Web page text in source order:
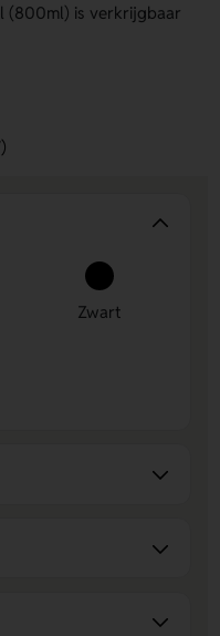
(800ml) is verkrijgbaar
aanbrengen. Zo
met
van gerecycled pp
Zwart